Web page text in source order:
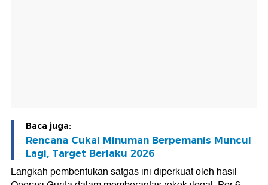
Baca juga:
Rencana Cukai Minuman Berpemanis Muncul
Lagi, Target Berlaku 2026
Langkah pembentukan satgas ini diperkuat oleh hasil